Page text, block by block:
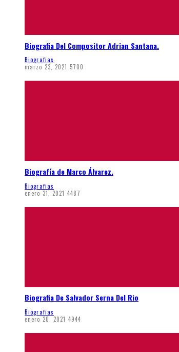
Biografia Del Compositor Adrian Santana.
Biografias
marzo 23, 2021 5700
Biografía de Marco Álvarez.
Biografias
enero 31, 2021 4487
Biografia De Salvador Serna Del Rio
Biografias
enero 20, 2021 4944